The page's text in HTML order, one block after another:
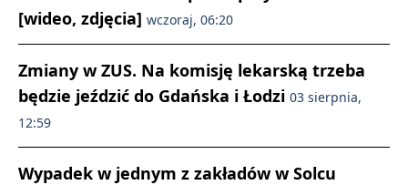
[wideo, zdjęcia] wczoraj, 06:20
Zmiany w ZUS. Na komisję lekarską trzeba
będzie jeździć do Gdańska i Łodzi 03 sierpnia,
12:59
Wypadek w jednym z zakładów w Solcu